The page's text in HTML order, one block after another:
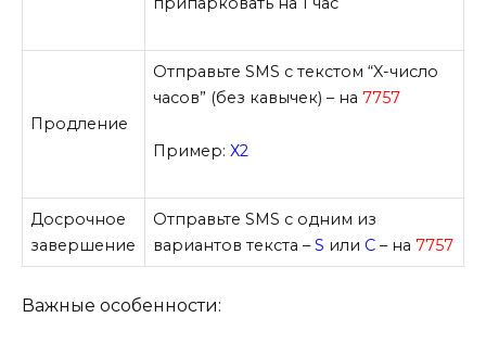
Продление
Отправьте SMS с текстом “X-число
часов” (без кавычек) – на7757
Пример:Х2
Досрочное
завершение
Отправьте SMS с одним из
вариантов текста –S или C – на7757
Важные особенности: